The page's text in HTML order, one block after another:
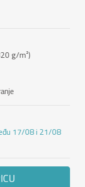
g/m²)
17/08 i 21/08